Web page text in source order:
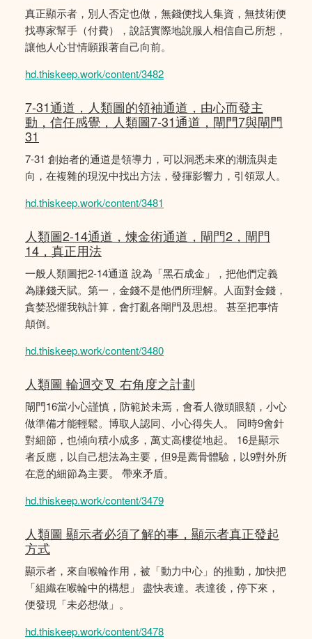
真正顯示者，別人否定也做，無錢便找人集資，無技術便
找專家幫手（付費），說話實際地說服人相信自己所想，
讓他人心甘情願跟著自己向前。
hd.thiskeep.work/content/3482
7-31通道，人類圖的領袖通道，由心而發主
動，信任感覺，人類圖7-31通道，閘門7與閘門
31
7-31 創始者的通道是領導力，可以洞悉未來的潮流與走
向，在複雜的現況中找出方法，發揮影響力，引領眾人。
hd.thiskeep.work/content/3481
人類圖2-14通道，煉金術通道，閘門2，閘門
14，真正用法
一般人類圖把2-14通道 說為「黑石成金」，把他們定義
為賺錢天賦。第一，金錢不是他們所理解。人面對金錢，
貪婪恐懼我執計算，會打亂各閘門及思想。 甚至把事情
顛倒。
hd.thiskeep.work/content/3480
人類圖 輪迴交叉 右角度之計劃
閘門16當小心謹慎，防範於未焉，會看人微頭眼額，小心
做準備才能輕鬆。博取人認同、小心得失人。 同時9會針
對細節，也傾向積小成多，萬丈高樓從地起。 16是顯示
者反應，以自己想法為主要，但9是薦骨體驗，以9對外所
在意的細節為主要。 帶來矛盾。
hd.thiskeep.work/content/3479
人類圖 顯示者必須了解的事，顯示者真正發起
方式
顯示者，來自喉輪作用，被「動力中心」的推動，加快把
「組織在喉輪中的構想」 盡快表達。表達後，停下來，
便發現「未必想做」。
hd.thiskeep.work/content/3478